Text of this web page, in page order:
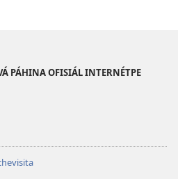
PÁHINA OFISIÁL INTERNÉTPE